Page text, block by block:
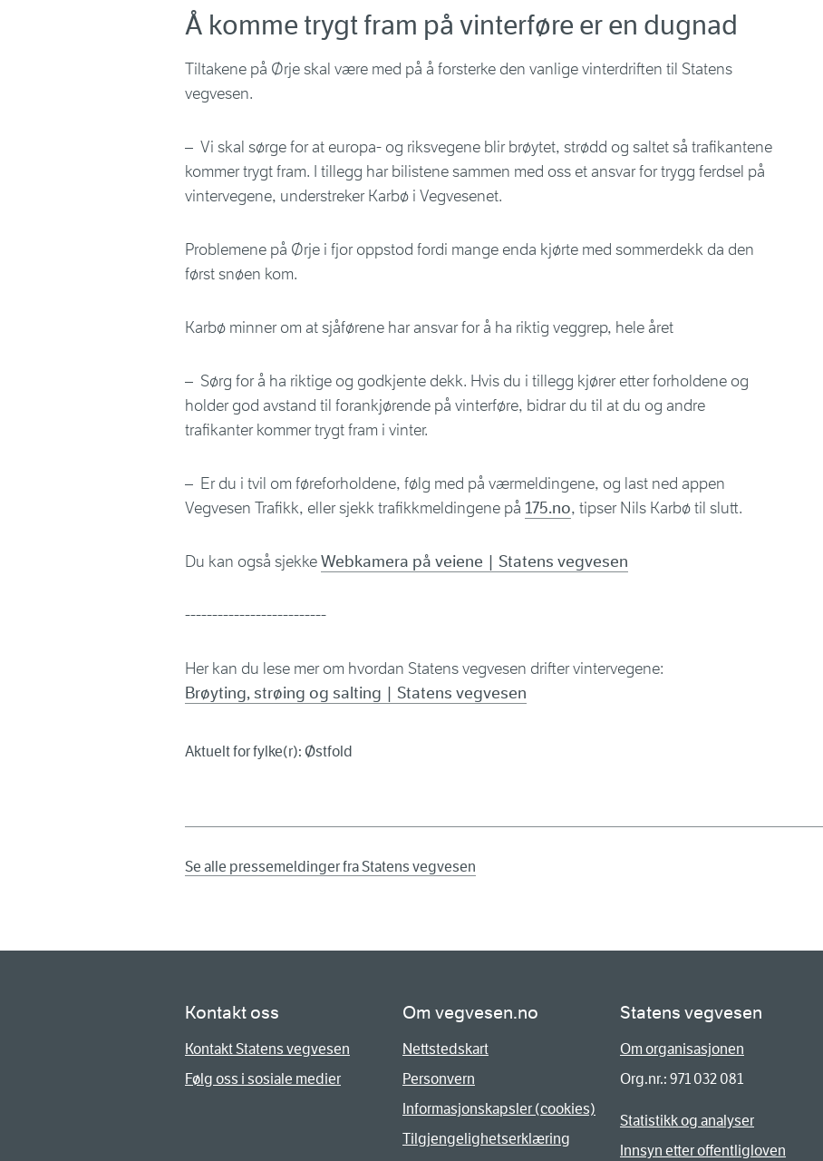
Å komme trygt fram på vinterføre er en dugnad
Tiltakene på Ørje skal være med på å forsterke den vanlige vinterdriften til Statens
vegvesen.
– Vi skal sørge for at europa- og riksvegene blir brøytet, strødd og saltet så trafikantene
kommer trygt fram. I tillegg har bilistene sammen med oss et ansvar for trygg ferdsel på
vintervegene, understreker Karbø i Vegvesenet.
Problemene på Ørje i fjor oppstod fordi mange enda kjørte med sommerdekk da den
først snøen kom.
Karbø minner om at sjåførene har ansvar for å ha riktig veggrep, hele året
– Sørg for å ha riktige og godkjente dekk. Hvis du i tillegg kjører etter forholdene og
holder god avstand til forankjørende på vinterføre, bidrar du til at du og andre
trafikanter kommer trygt fram i vinter.
– Er du i tvil om føreforholdene, følg med på værmeldingene, og last ned appen
Vegvesen Trafikk, eller sjekk trafikkmeldingene på 175.no, tipser Nils Karbø til slutt.
Du kan også sjekkeWebkamera på veiene | Statens vegvesen
--------------------------
Her kan du lese mer om hvordan Statens vegvesen drifter vintervegene:
Brøyting, strøing og salting | Statens vegvesen
Aktuelt for fylke(r): Østfold
Se alle pressemeldinger fra Statens vegvesen
Kontakt oss
Kontakt Statens vegvesen
Følg oss i sosiale medier
Om vegvesen.no
Nettstedskart
Personvern
Informasjonskapsler (cookies)
Tilgjengelighetserklæring
Statens vegvesen
Om organisasjonen
Org.nr.: 971 032 081
Statistikk og analyser
Innsyn etter offentligloven